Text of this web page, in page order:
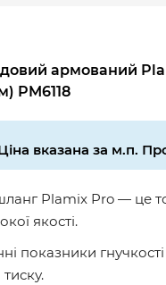
армований
PM6118
вказана за м.п.
Plamix Pro — це
якості.
показники